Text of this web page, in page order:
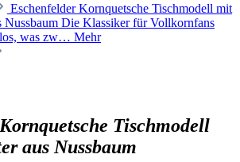
Eschenfelder Kornquetsche Tischmodell mit
Nussbaum Die Klassiker für Vollkornfans
was zw… Mehr
Tischmodell
aus Nussbaum